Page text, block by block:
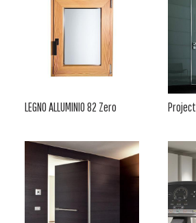
LEGNO ALLUMINIO 82 Zero Project